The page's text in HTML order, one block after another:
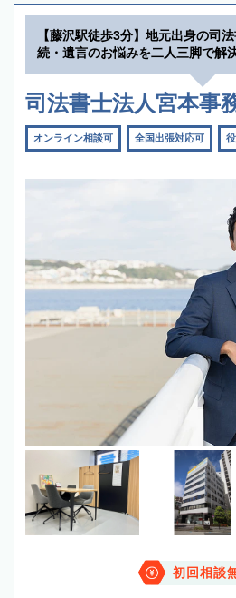
【藤沢駅徒歩3分】地元出身の司
続・遺言のお悩みを二人三脚で解
司法書士法人宮本事
オンライン相談可 全国出張対応可
初回相談